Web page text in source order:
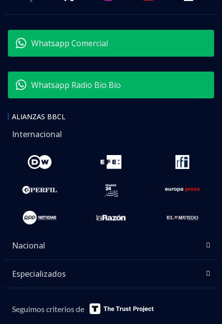
Whatsapp Comercial
Whatsapp Radio Bío Bío
ALIANZAS BBCL
Internacional
Nacional
Especializados
Seguimos criterios de